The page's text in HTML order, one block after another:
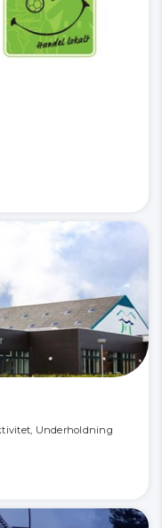
Underholdning